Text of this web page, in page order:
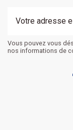
Vous pouvez vous
nos informations de